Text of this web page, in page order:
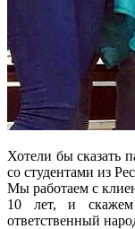
Хотели бы сказать
со студентами из
Мы работаем с
10 лет, и
ответственный